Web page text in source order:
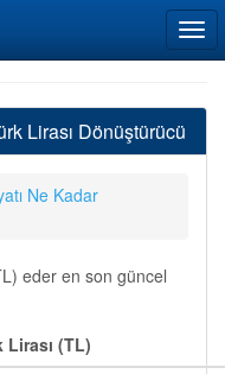
Lirası Dönüştürücü
Ne Kadar
eder en son güncel
Lirası (TL)